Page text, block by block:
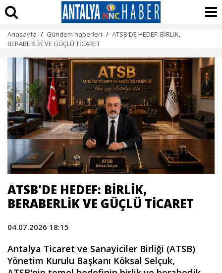
Anasayfa / Gündem haberleri / ATSB'DE HEDEF: BİRLİK,
BERABERLİK VE GÜÇLÜ TİCARET
ATSB'DE HEDEF: BİRLİK,
BERABERLİK VE GÜÇLÜ TİCARET
04.07.2026 18:15
Antalya Ticaret ve Sanayiciler Birliği (ATSB)
Yönetim Kurulu Başkanı Köksal Selçuk,